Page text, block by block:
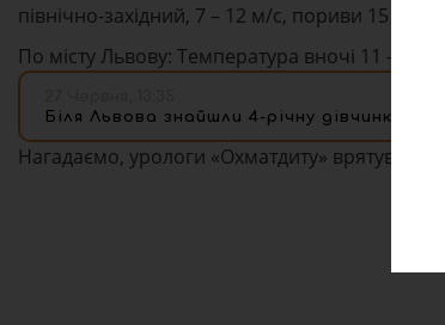
північно-західний, 7 – 12 м/с, пориви 15 – 20
По місту Львову: Температура вночі 11 – 13°,
Біля Львова знайшли 4-річну дівчинку,
Нагадаємо, урологи «Охматдиту» врятували